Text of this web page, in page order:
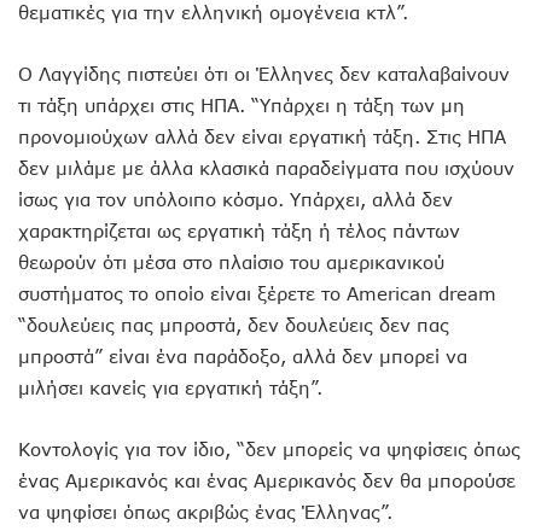
θεματικές για την ελληνική ομογένεια κτλ”.
Ο Λαγγίδης πιστεύει ότι οι Έλληνες δεν καταλαβαίνουν
τι τάξη υπάρχει στις ΗΠΑ. “Υπάρχει η τάξη των μη
προνομιούχων αλλά δεν είναι εργατική τάξη. Στις ΗΠΑ
δεν μιλάμε με άλλα κλασικά παραδείγματα που ισχύουν
ίσως για τον υπόλοιπο κόσμο. Υπάρχει, αλλά δεν
χαρακτηρίζεται ως εργατική τάξη ή τέλος πάντων
θεωρούν ότι μέσα στο πλαίσιο του αμερικανικού
συστήματος το οποίο είναι ξέρετε το American dream
“δουλεύεις πας μπροστά, δεν δουλεύεις δεν πας
μπροστά” είναι ένα παράδοξο, αλλά δεν μπορεί να
μιλήσει κανείς για εργατική τάξη”.
Κοντολογίς για τον ίδιο, “δεν μπορείς να ψηφίσεις όπως
ένας Αμερικανός και ένας Αμερικανός δεν θα μπορούσε
να ψηφίσει όπως ακριβώς ένας Έλληνας”.